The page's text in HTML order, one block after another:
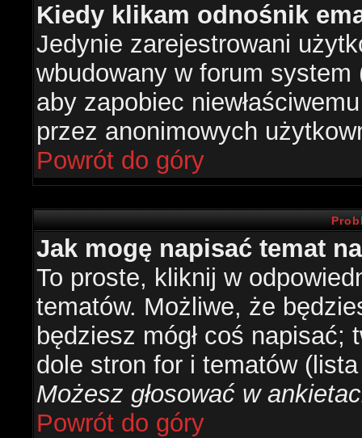
Kiedy klikam odnośnik
Jedynie zarejestrowani
wbudowany w forum system
aby zapobiec
przez anonimowych
Powrót do góry
Jak mogę napisać temat
To proste, kliknij w
tematów. Możliwe, że
będziesz mógł coś
dole stron for i tematów
Możesz głosować w
Powrót do góry